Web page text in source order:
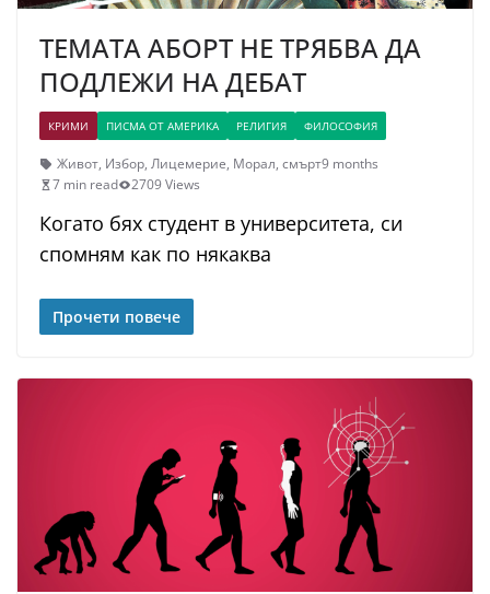
ТЕМАТА АБОРТ НЕ ТРЯБВА ДА
ПОДЛЕЖИ НА ДЕБАТ
КРИМИ ПИСМА ОТ АМЕРИКА РЕЛИГИЯ ФИЛОСОФИЯ
Живот, Избор, Лицемерие, Морал, смърт9 months
7 min read
2709 Views
Когато бях студент в университета, си
спомням как по някаква
Прочети повече